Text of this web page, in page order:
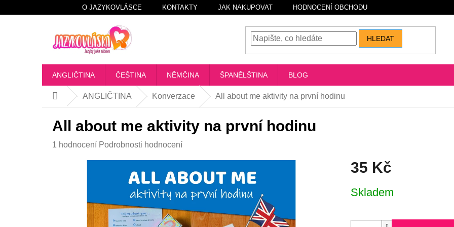
na
O JAZYKOVLÁSCE KONTAKTY JAK NAKUPOVAT HODNOCENÍ OBCHODU
HLEDAT
ANGLIČTINA ČEŠTINA NĚMČINA ŠPANĚLŠTINA BLOG
DomůANGLIČTINA Konverzace All about me aktivity na první hodinu
All about me aktivity na první hodinu
Průměrné
1 hodnocení Podrobnosti hodnocení
35 Kč
cena:
Skladem